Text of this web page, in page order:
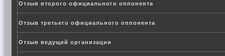
Отзыв второго официального оппонента
Отзыв третьего официального оппонента
Отзыв ведущей организации